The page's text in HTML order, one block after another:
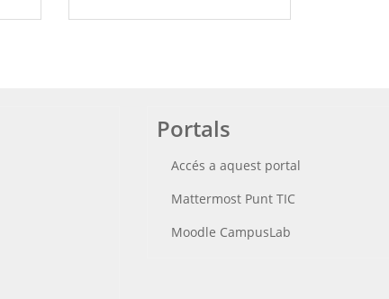
Portals
Accés a aquest portal
Mattermost Punt TIC
Moodle CampusLab